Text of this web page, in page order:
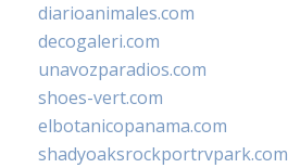
diarioanimales.com
decogaleri.com
unavozparadios.com
shoes-vert.com
elbotanicopanama.com
shadyoaksrockportrvpark.com